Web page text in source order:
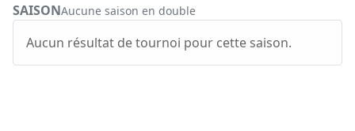
SAISONAucune saison en double
Aucun résultat de tournoi pour cette saison.